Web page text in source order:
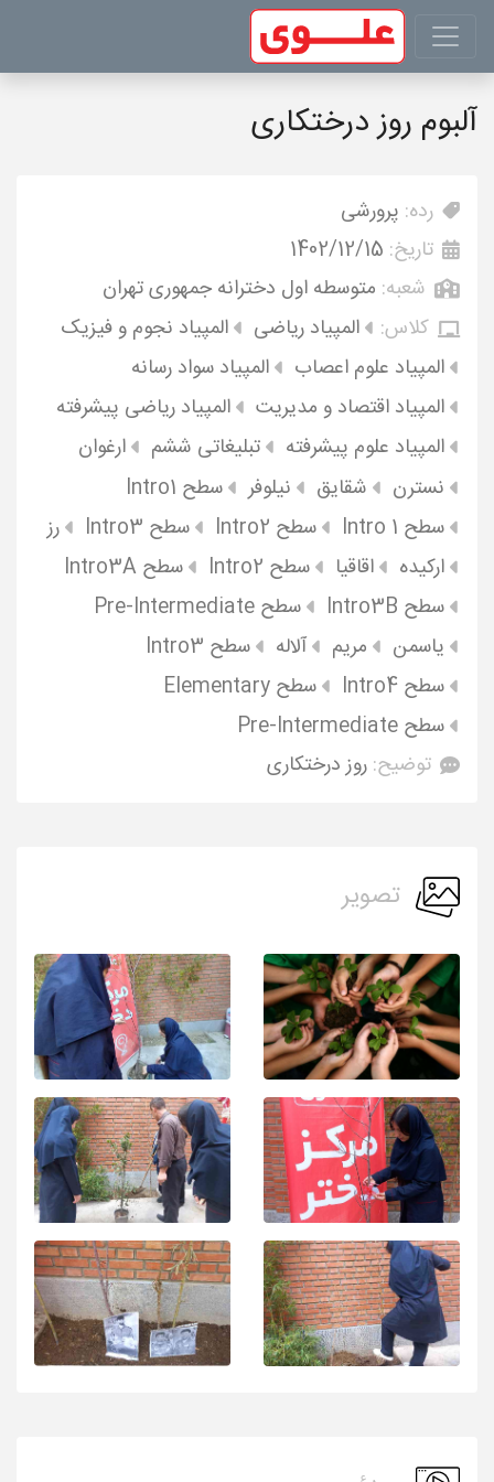
آلبوم روز درختکاری
رده: پرورشی
تاریخ: 1402/12/15
شعبه: متوسطه اول دخترانه جمهوری تهران
کلاس:
المپیاد ریاضی
المپیاد نجوم و فیزیک
المپیاد علوم اعصاب
المپیاد سواد رسانه
المپیاد اقتصاد و مدیریت
المپیاد ریاضی پیشرفته
المپیاد علوم پیشرفته
تبلیغاتی ششم
ارغوان
نسترن
شقایق نیلوفر
سطح Intro1
سطح Intro 1
سطح Intro2 سطح Intro3
رز
ارکیده
اقاقیا سطح Intro2
سطح Intro3A
سطح Intro3B
سطح Pre-Intermediate
یاسمن
مریم آلاله
سطح Intro3
سطح Intro4
سطح Elementary
سطح Pre-Intermediate
توضیح: روز درختکاری
تصویر